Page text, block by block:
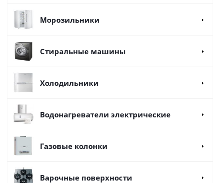
Морозильники
Стиральные машины
Холодильники
Водонагреватели электрические
Газовые колонки
Варочные поверхности